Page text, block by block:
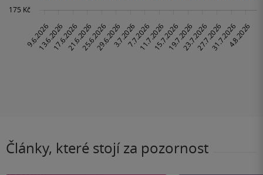
Články, které stojí za pozornost